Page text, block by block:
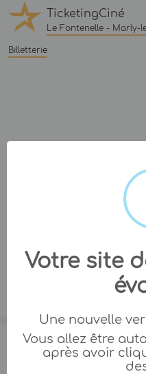
TicketingCiné
Le Fontenelle - Marly-
Billetterie
Votre site
Une nouvelle
Vous allez être
après avoir